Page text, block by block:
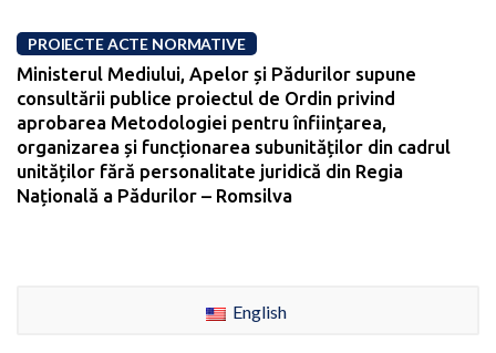
PROIECTE ACTE NORMATIVE
Ministerul Mediului, Apelor și Pădurilor supune
consultării publice proiectul de Ordin privind
aprobarea Metodologiei pentru înființarea,
organizarea și funcționarea subunităților din cadrul
unităților fără personalitate juridică din Regia
Națională a Pădurilor – Romsilva
English